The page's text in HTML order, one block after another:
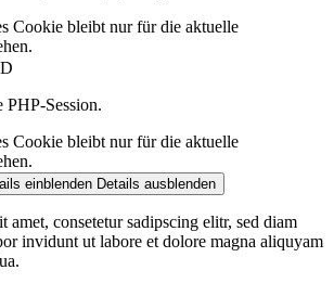
Cookie bleibt nur für die aktuelle
PHP-Session.
Cookie bleibt nur für die aktuelle
einblenden Details ausblenden
amet, consetetur sadipscing elitr, sed diam
invidunt ut labore et dolore magna aliquyam